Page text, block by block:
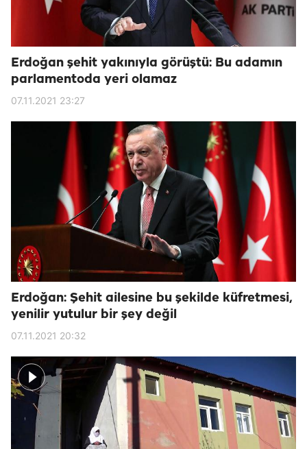
Erdoğan şehit yakınıyla görüştü: Bu adamın
parlamentoda yeri olamaz
07.11.2021 23:27
Erdoğan: Şehit ailesine bu şekilde küfretmesi,
yenilir yutulur bir şey değil
07.11.2021 20:32